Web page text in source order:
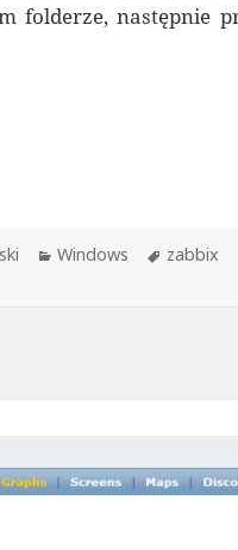
folderze, następnie
Kategorie
Windows Tagi
zabbix